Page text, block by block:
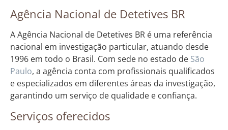
Agência Nacional de Detetives BR
A Agência Nacional de Detetives BR é uma referência
nacional em investigação particular, atuando desde
1996 em todo o Brasil. Com sede no estado de São
Paulo, a agência conta com profissionais qualificados
e especializados em diferentes áreas da investigação,
garantindo um serviço de qualidade e confiança.
Serviços oferecidos